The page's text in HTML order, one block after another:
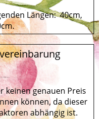
Längen: 40cm,
keinen genauen Preis
können, da dieser
abhängig ist.